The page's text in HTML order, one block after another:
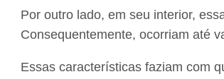
Por outro lado, em seu interior,
Consequentemente, ocorriam até
Essas características faziam com